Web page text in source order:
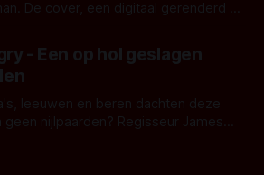
De cover, een digitaal gerenderd en
kleurrijks maar onheilspellends,
maakt De Groen met ieder woord
- Een op hol geslagen
leeuwen en beren dachten deze
nijlpaarden? Regisseur James